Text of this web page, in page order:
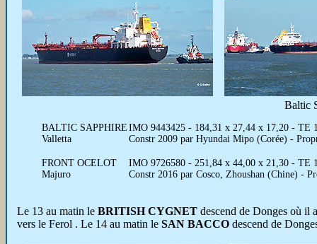
Baltic
BALTIC SAPPHIRE
Valletta
IMO 9443425 - 184,31 x 27,44 x 17,20 - TE
Constr 2009 par Hyundai Mipo (Corée) -
FRONT OCELOT
Majuro
IMO 9726580 - 251,84 x 44,00 x 21,30 - TE
Constr 2016 par Cosco, Zhoushan (Chine) -
Le 13 au matin le BRITISH CYGNET descend de Donges où il
vers le Ferol . Le 14 au matin le SAN BACCO descend de